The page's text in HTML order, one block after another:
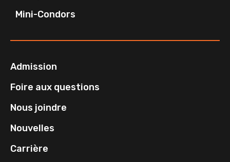
Mini-Condors
Admission
Foire aux questions
Nous joindre
Nouvelles
Carrière